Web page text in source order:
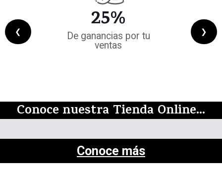
25%
De ganancias por tu
ventas
❮ ❯
Conoce nuestra Tienda Online...
Conoce más